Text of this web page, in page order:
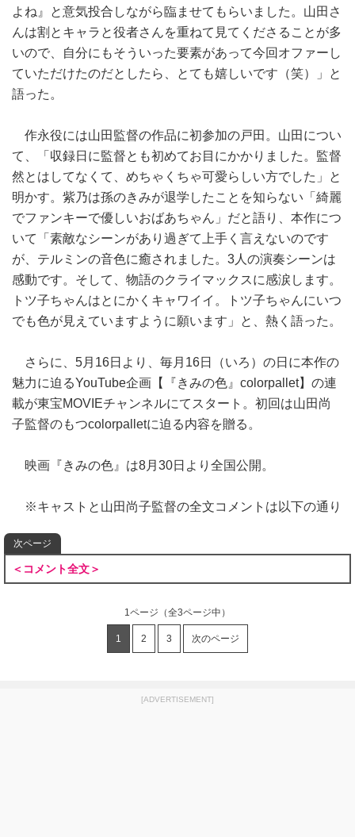
よね』と意気投合しながら臨ませてもらいました。山田さ
んは割とキャラと役者さんを重ねて見てくださることが多
いので、自分にもそういった要素があって今回オファーし
ていただけたのだとしたら、とても嬉しいです（笑）」と
語った。
作永役には山田監督の作品に初参加の戸田。山田につい
て、「収録日に監督とも初めてお目にかかりました。監督
然とはしてなくて、めちゃくちゃ可愛らしい方でした」と
明かす。紫乃は孫のきみが退学したことを知らない「綺麗
でファンキーで優しいおばあちゃん」だと語り、本作につ
いて「素敵なシーンがあり過ぎて上手く言えないのです
が、テルミンの音色に癒されました。3人の演奏シーンは
感動です。そして、物語のクライマックスに感涙します。
トツ子ちゃんはとにかくキャワイイ。トツ子ちゃんにいつ
でも色が見えていますように願います」と、熱く語った。
さらに、5月16日より、毎月16日（いろ）の日に本作の
魅力に迫るYouTube企画【『きみの色』colorpallet】の連
載が東宝MOVIEチャンネルにてスタート。初回は山田尚
子監督のもつcolorpalletに迫る内容を贈る。
映画『きみの色』は8月30日より全国公開。
※キャストと山田尚子監督の全文コメントは以下の通り
次ページ
＜コメント全文＞
1ページ （全3ページ中）
1 2 3 次のページ
[ADVERTISEMENT]